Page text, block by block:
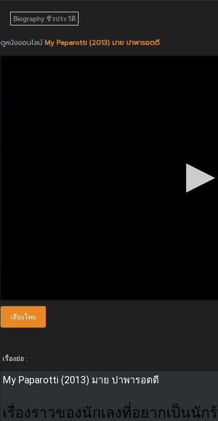
Biography ชีวประวัติ
ดูหนังออนไลน์My Paparotti (2013) มาย ปาพารอตตี
เสียงไทย
เรื่องย่อ :
My Paparotti (2013) มาย ปาพารอตตี
เรื่องราวของนักเลงที่อยากเป็นนัก